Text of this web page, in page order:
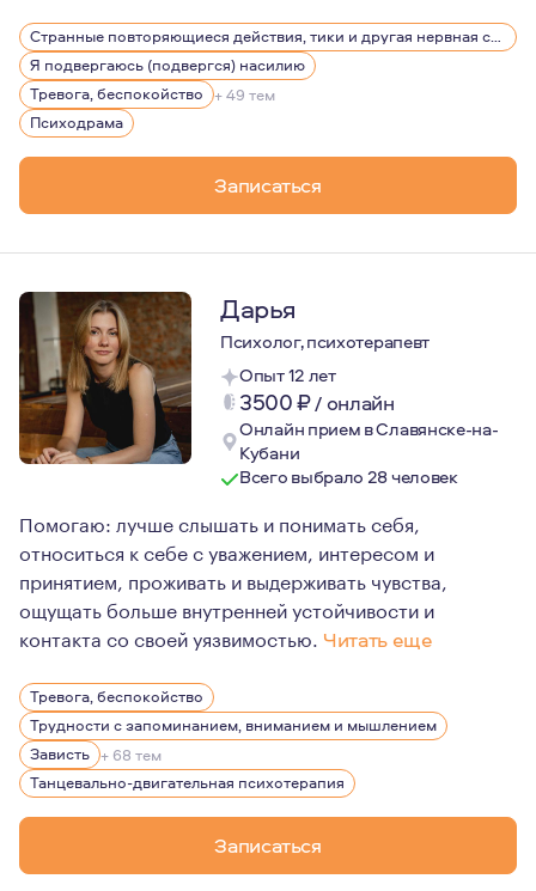
С детства я была окружена психологией — моя мама
Мой профессиональный путь начался с переезда в
Я ценю свою работу за возможность помогать людям
Странные повторяющиеся действия, тики и другая нервная симптоматика
Я подвергаюсь (подвергся) насилию
Тревога, беспокойство + 49 тем
Психодрама
Записаться
Дарья
Психолог, психотерапевт
Опыт 12 лет
3500₽/ онлайн
Онлайн прием в Славянске-на-
Кубани
Всего выбрало 28 человек
Помогаю: лучше слышать и понимать себя,
относиться к себе с уважением, интересом и
принятием, проживать и выдерживать чувства,
ощущать больше внутренней устойчивости и
контакта со своей уязвимостью. Читать еще
Первоначально, еще получая высшее
Немного позже и крепко меня потянуло в глубинную
Меня очень интересуют первичные отношения
Тревога, беспокойство
Трудности с запоминанием, вниманием и мышлением
Зависть + 68 тем
Танцевально-двигательная психотерапия
Записаться